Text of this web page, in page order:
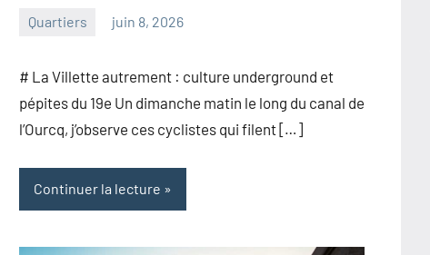
Quartiers juin 8, 2026
paris
Aucun
# La Villette autrement : culture underground et
pépites du 19e Un dimanche matin le long du canal de
l’Ourcq, j’observe ces cyclistes qui filent […]
Continuer la lecture